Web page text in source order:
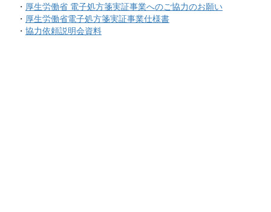
・ 厚生労働省 電子処方箋実証事業へのご協力のお願い
・ 厚生労働省電子処方箋実証事業仕様書
・ 協力依頼説明会資料